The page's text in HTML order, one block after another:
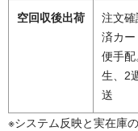
空回収後出荷
注文確
済カー
便手
生、2
送
※システム反映と実在庫